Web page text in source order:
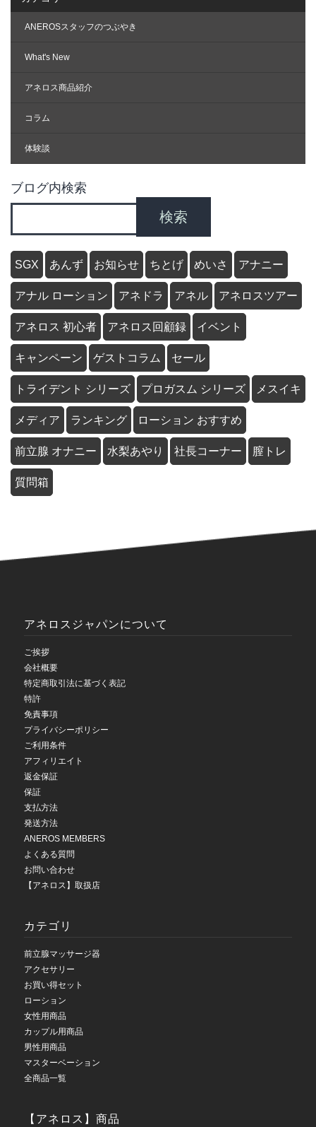
ANEROSスタッフのつぶやき
What's New
アネロス商品紹介
コラム
体験談
ブログ内検索
検索
SGX あんず お知らせ ちとげ めいさ アナニー
アナル ローション アネドラ アネル アネロスツアー
アネロス 初心者 アネロス回顧録 イベント
キャンペーン ゲストコラム セール
トライデント シリーズ プロガスム シリーズ メスイキ
メディア ランキング ローション おすすめ
前立腺 オナニー 水梨あやり 社長コーナー 膣トレ
質問箱
アネロスジャパンについて
ご挨拶
会社概要
特定商取引法に基づく表記
特許
免責事項
プライバシーポリシー
ご利用条件
アフィリエイト
返金保証
保証
支払方法
発送方法
ANEROS MEMBERS
よくある質問
お問い合わせ
【アネロス】取扱店
カテゴリ
前立腺マッサージ器
アクセサリー
お買い得セット
ローション
女性用商品
カップル用商品
男性用商品
マスターベーション
全商品一覧
【アネロス】商品